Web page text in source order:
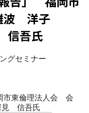
波 洋子
吾氏
グセミナー
市東倫理法人会 会
信吾氏